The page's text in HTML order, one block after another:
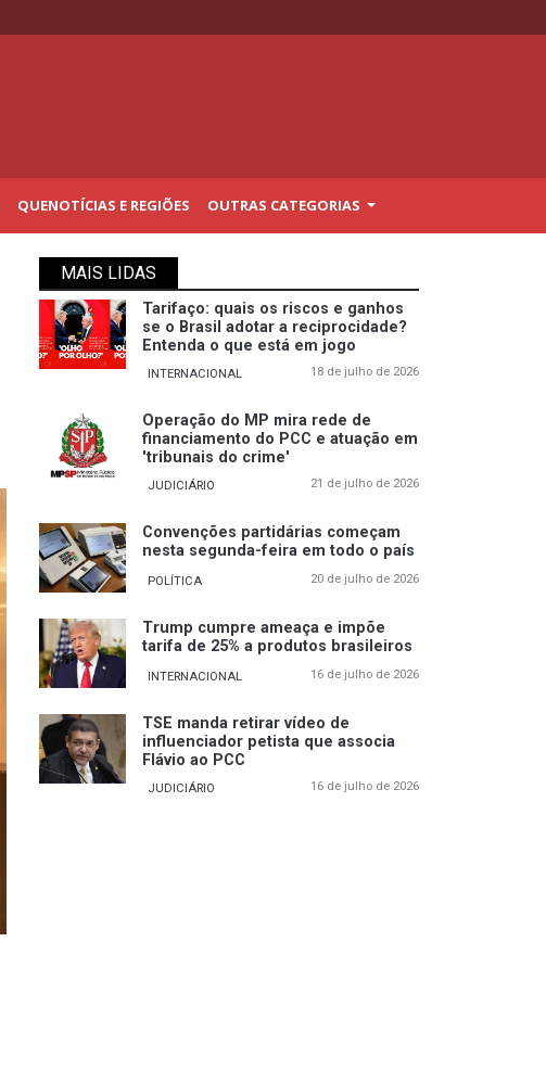
QUENOTÍCIAS E REGIÕES OUTRAS CATEGORIAS
MAIS LIDAS
Tarifaço: quais os riscos e ganhos
se o Brasil adotar a reciprocidade?
Entenda o que está em jogo
INTERNACIONAL 18 de julho de 2026
Operação do MP mira rede de
financiamento do PCC e atuação em
'tribunais do crime'
JUDICIÁRIO 21 de julho de 2026
Convenções partidárias começam
nesta segunda-feira em todo o país
POLÍTICA 20 de julho de 2026
Trump cumpre ameaça e impõe
tarifa de 25% a produtos brasileiros
INTERNACIONAL 16 de julho de 2026
TSE manda retirar vídeo de
influenciador petista que associa
Flávio ao PCC
JUDICIÁRIO 16 de julho de 2026